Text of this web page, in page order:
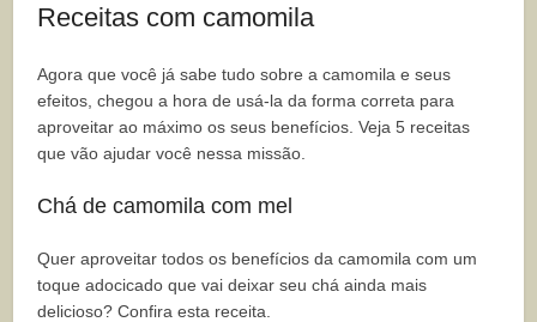
Receitas com camomila
Agora que você já sabe tudo sobre a camomila e seus
efeitos, chegou a hora de usá-la da forma correta para
aproveitar ao máximo os seus benefícios. Veja 5 receitas
que vão ajudar você nessa missão.
Chá de camomila com mel
Quer aproveitar todos os benefícios da camomila com um
toque adocicado que vai deixar seu chá ainda mais
delicioso? Confira esta receita.